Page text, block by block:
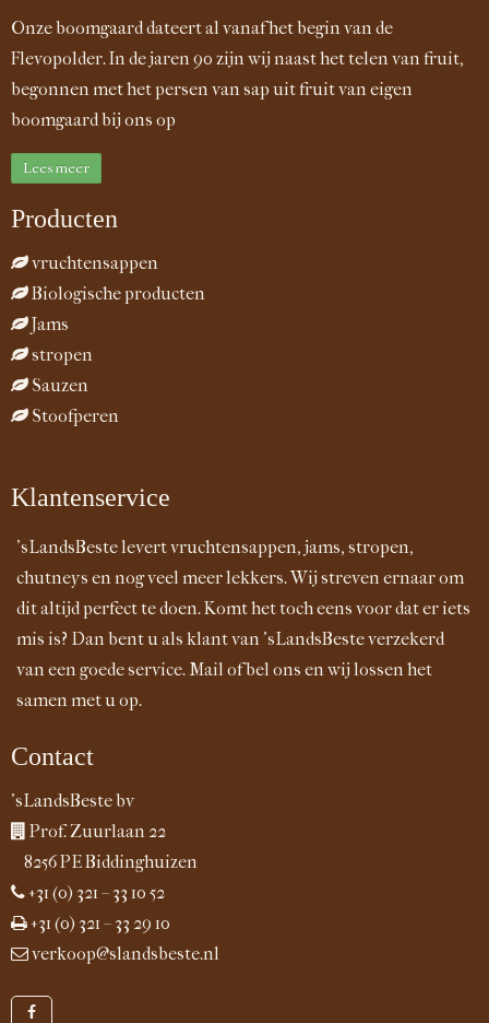
Onze boomgaard dateert al vanaf het begin van de
Flevopolder. In de jaren 90 zijn wij naast het telen van fruit,
begonnen met het persen van sap uit fruit van eigen
boomgaard bij ons op
Lees meer
Producten
vruchtensappen
Biologische producten
Jams
stropen
Sauzen
Stoofperen
Klantenservice
'sLandsBeste levert vruchtensappen, jams, stropen,
chutneys en nog veel meer lekkers. Wij streven ernaar om
dit altijd perfect te doen. Komt het toch eens voor dat er iets
mis is? Dan bent u als klant van 'sLandsBeste verzekerd
van een goede service. Mail of bel ons en wij lossen het
samen met u op.
Contact
'sLandsBeste bv
Prof. Zuurlaan 22
8256 PE Biddinghuizen
+31 (0) 321 – 33 10 52
+31 (0) 321 – 33 29 10
verkoop@slandsbeste.nl